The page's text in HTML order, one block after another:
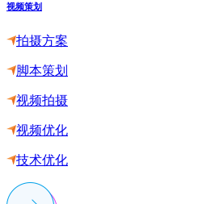
视频策划
拍摄方案
脚本策划
视频拍摄
视频优化
技术优化